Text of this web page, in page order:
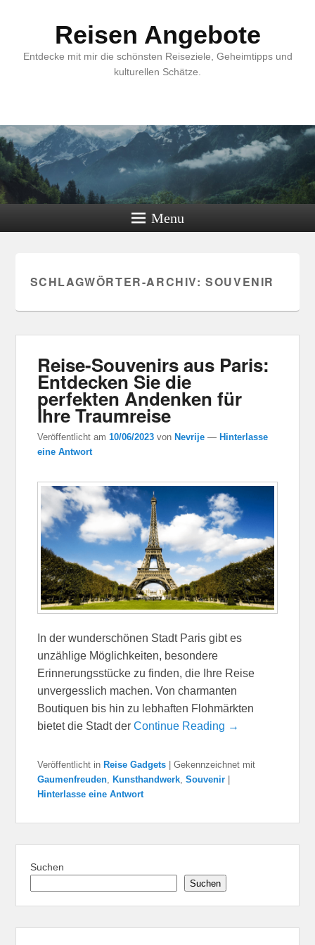
Reisen Angebote
Entdecke mit mir die schönsten Reiseziele, Geheimtipps und
kulturellen Schätze.
Menu
SCHLAGWÖRTER-ARCHIV:SOUVENIR
Reise-Souvenirs aus Paris:
Entdecken Sie die
perfekten Andenken für
Ihre Traumreise
Veröffentlicht am10/06/2023 von Nevrije — Hinterlasse
eine Antwort
In der wunderschönen Stadt Paris gibt es
unzählige Möglichkeiten, besondere
Erinnerungsstücke zu finden, die Ihre Reise
unvergesslich machen. Von charmanten
Boutiquen bis hin zu lebhaften Flohmärkten
bietet die Stadt derContinue Reading →
Veröffentlicht in Reise Gadgets |Gekennzeichnet mit
Gaumenfreuden, Kunsthandwerk,Souvenir
Hinterlasse eine Antwort
Suchen
Suchen